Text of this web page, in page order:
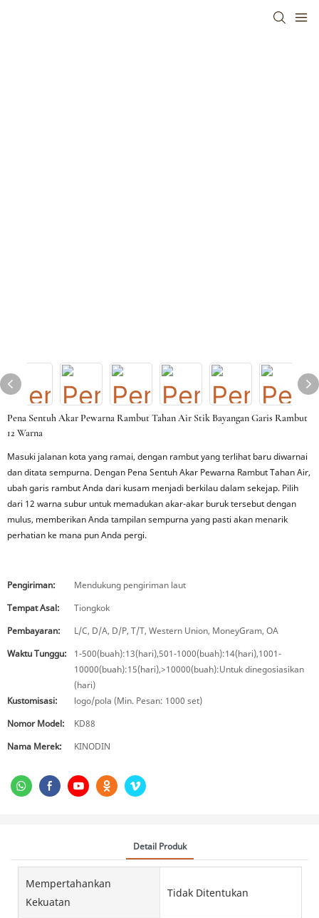
Pena Sentuh Akar Pewarna Rambut Tahan Air Stik Bayangan Garis Rambut
12 Warna
Masuki jalanan kota yang ramai, dengan rambut yang terlihat baru diwarnai
dan ditata sempurna. Dengan Pena Sentuh Akar Pewarna Rambut Tahan Air,
ubah garis rambut Anda dari kusam menjadi berkilau dalam sekejap. Pilih
dari 12 warna subur untuk memadukan akar-akar buruk tersebut dengan
mulus, memberikan Anda tampilan sempurna yang pasti akan menarik
perhatian ke mana pun Anda pergi.
Pengiriman:
Mendukung pengiriman laut
Tempat Asal:
Tiongkok
Pembayaran:
L/C, D/A, D/P, T/T, Western Union, MoneyGram, OA
Waktu Tunggu:
1-500(buah):13(hari),501-1000(buah):14(hari),1001-
10000(buah):15(hari),>10000(buah):Untuk dinegosiasikan
(hari)
Kustomisasi:
logo/pola (Min. Pesan: 1000 set)
Nomor Model:
KD88
Nama Merek:
KINODIN
Detail Produk
Mempertahankan
Kekuatan
Tidak Ditentukan